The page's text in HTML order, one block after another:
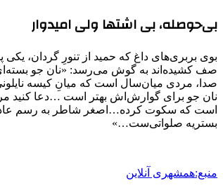
بی‌حوصله، بی‌ اشتها ولی امیدوار
بوی بربری‌های داغ که حمید از تنورِ گردان،
صدا، مردی میان‌سال است که میانِ کیسه
نان جو برای گوارش‌اش بهتر است …دعا کنید
است که سکوت کرده…اصغر شاطر به رسم عادت
بستریه صلواتی‌ست…»
منبع:همشهری آنلاین